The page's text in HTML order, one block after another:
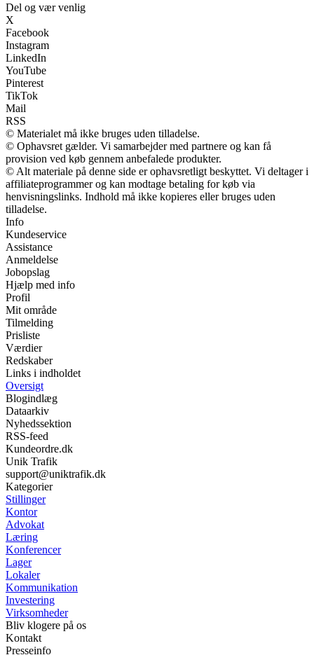
Del og vær venlig
X
Facebook
Instagram
LinkedIn
YouTube
Pinterest
TikTok
Mail
RSS
© Materialet må ikke bruges uden tilladelse.
© Ophavsret gælder. Vi samarbejder med partnere og kan få
provision ved køb gennem anbefalede produkter.
© Alt materiale på denne side er ophavsretligt beskyttet. Vi deltager i
affiliateprogrammer og kan modtage betaling for køb via
henvisningslinks. Indhold må ikke kopieres eller bruges uden
tilladelse.
Info
Kundeservice
Assistance
Anmeldelse
Jobopslag
Hjælp med info
Profil
Mit område
Tilmelding
Prisliste
Værdier
Redskaber
Links i indholdet
Oversigt
Blogindlæg
Dataarkiv
Nyhedssektion
RSS-feed
Kundeordre.dk
Unik Trafik
support@uniktrafik.dk
Kategorier
Stillinger
Kontor
Advokat
Læring
Konferencer
Lager
Lokaler
Kommunikation
Investering
Virksomheder
Bliv klogere på os
Kontakt
Presseinfo